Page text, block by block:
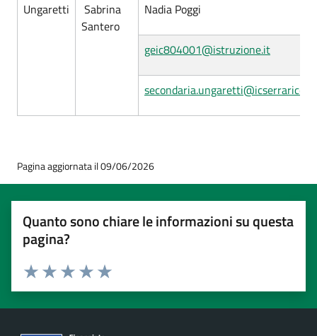
Ungaretti
Sabrina
Santero
Nadia Poggi
geic804001@istruzione.it
Pagina aggiornata il 09/06/2026
Quanto sono chiare le informazioni su questa
pagina?
Valuta 5 stelle su 5
Valuta 4 stelle su 5
Valuta 3 stelle su 5
Valuta 2 stelle su 5
Valuta 1 stelle su 5